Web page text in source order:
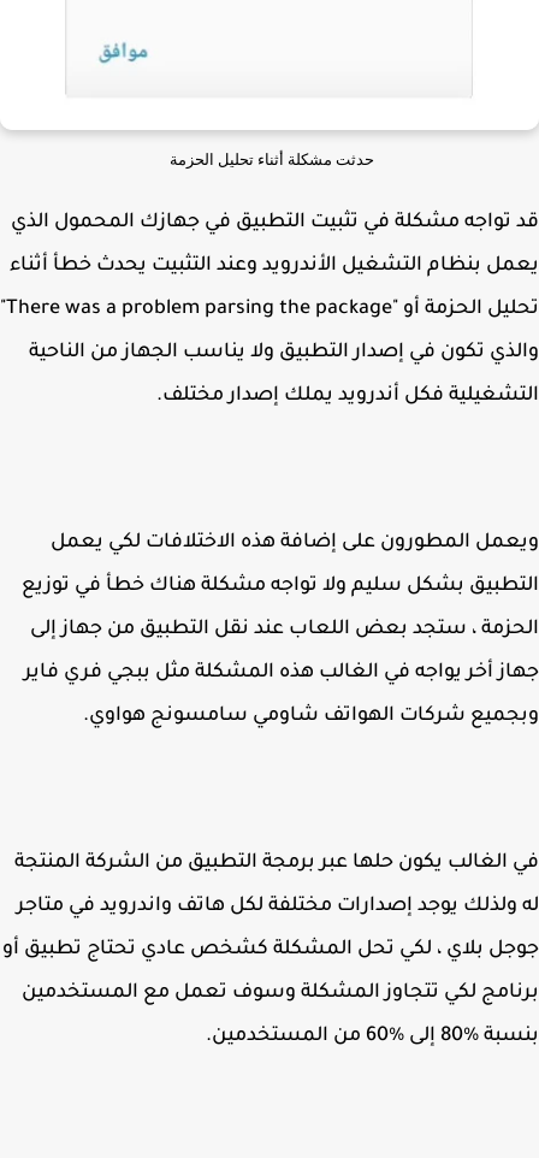
حدثت مشكلة أثناء تحليل الحزمة
تواجه مشكلة في تثبيت التطبيق في جهازك المحمول الذي
بنظام التشغيل الأندرويد وعند التثبيت يحدث خطأ أثناء
تحليل الحزمة أو "There was a problem parsing the package"
تكون في إصدار التطبيق ولا يناسب الجهاز من الناحية
فكل أندرويد يملك إصدار مختلف.
المطورون على إضافة هذه الاختلافات لكي يعمل
بشكل سليم ولا تواجه مشكلة هناك خطأ في توزيع
، ستجد بعض اللعاب عند نقل التطبيق من جهاز إلى
أخر يواجه في الغالب هذه المشكلة مثل ببجي فري فاير
شركات الهواتف شاومي سامسونج هواوي.
الغالب يكون حلها عبر برمجة التطبيق من الشركة المنتجة
ولذلك يوجد إصدارات مختلفة لكل هاتف واندرويد في متاجر
بلاي ، لكي تحل المشكلة كشخص عادي تحتاج تطبيق أو
لكي تتجاوز المشكلة وسوف تعمل مع المستخدمين
%60 من المستخدمين.